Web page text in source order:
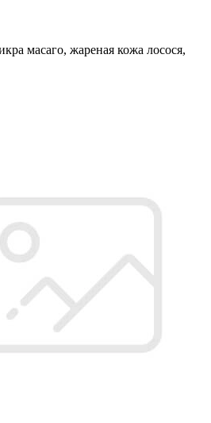
масаго, жареная кожа лосося,